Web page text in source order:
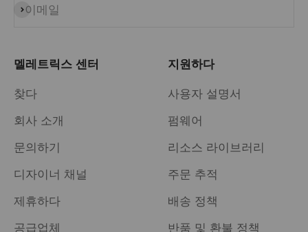
이메일
구독
멜레트릭스 센터
찾다
회사 소개
문의하기
디자이너 채널
제휴하다
공급업체
지원하다
사용자 설명서
펌웨어
리소스 라이브러리
주문 추적
배송 정책
반품 및 환불 정책